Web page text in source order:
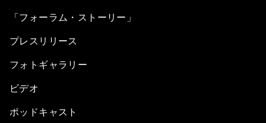
「フォーラム・ストーリー」
プレスリリース
フォトギャラリー
ビデオ
ポッドキャスト